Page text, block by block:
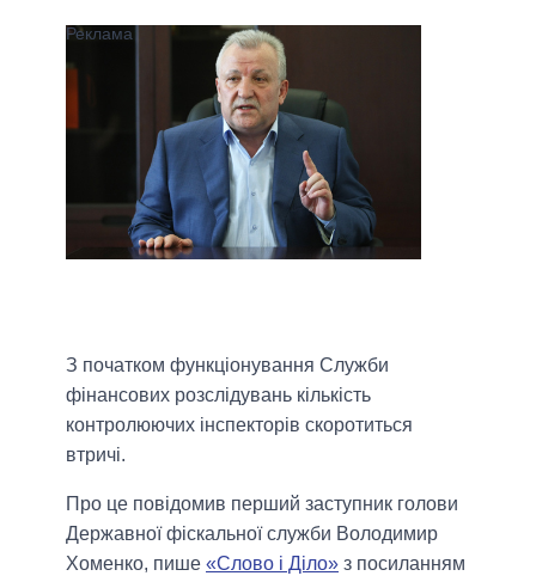
З початком функціонування Служби
фінансових розслідувань кількість
контролюючих інспекторів скоротиться
втричі.
Про це повідомив перший заступник голови
Державної фіскальної служби Володимир
Хоменко, пише «Слово і Діло» з посиланням